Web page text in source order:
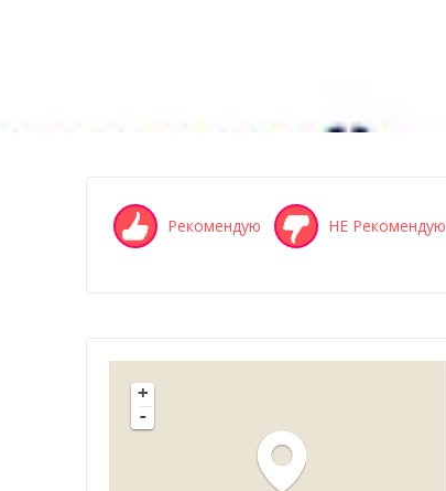
Рекомендую НЕ Рекомендую
+
-